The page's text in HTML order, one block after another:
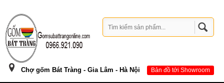
Chợ gốm Bát Tràng - Gia Lâm - Hà Nội Bản đồ tới Showroom